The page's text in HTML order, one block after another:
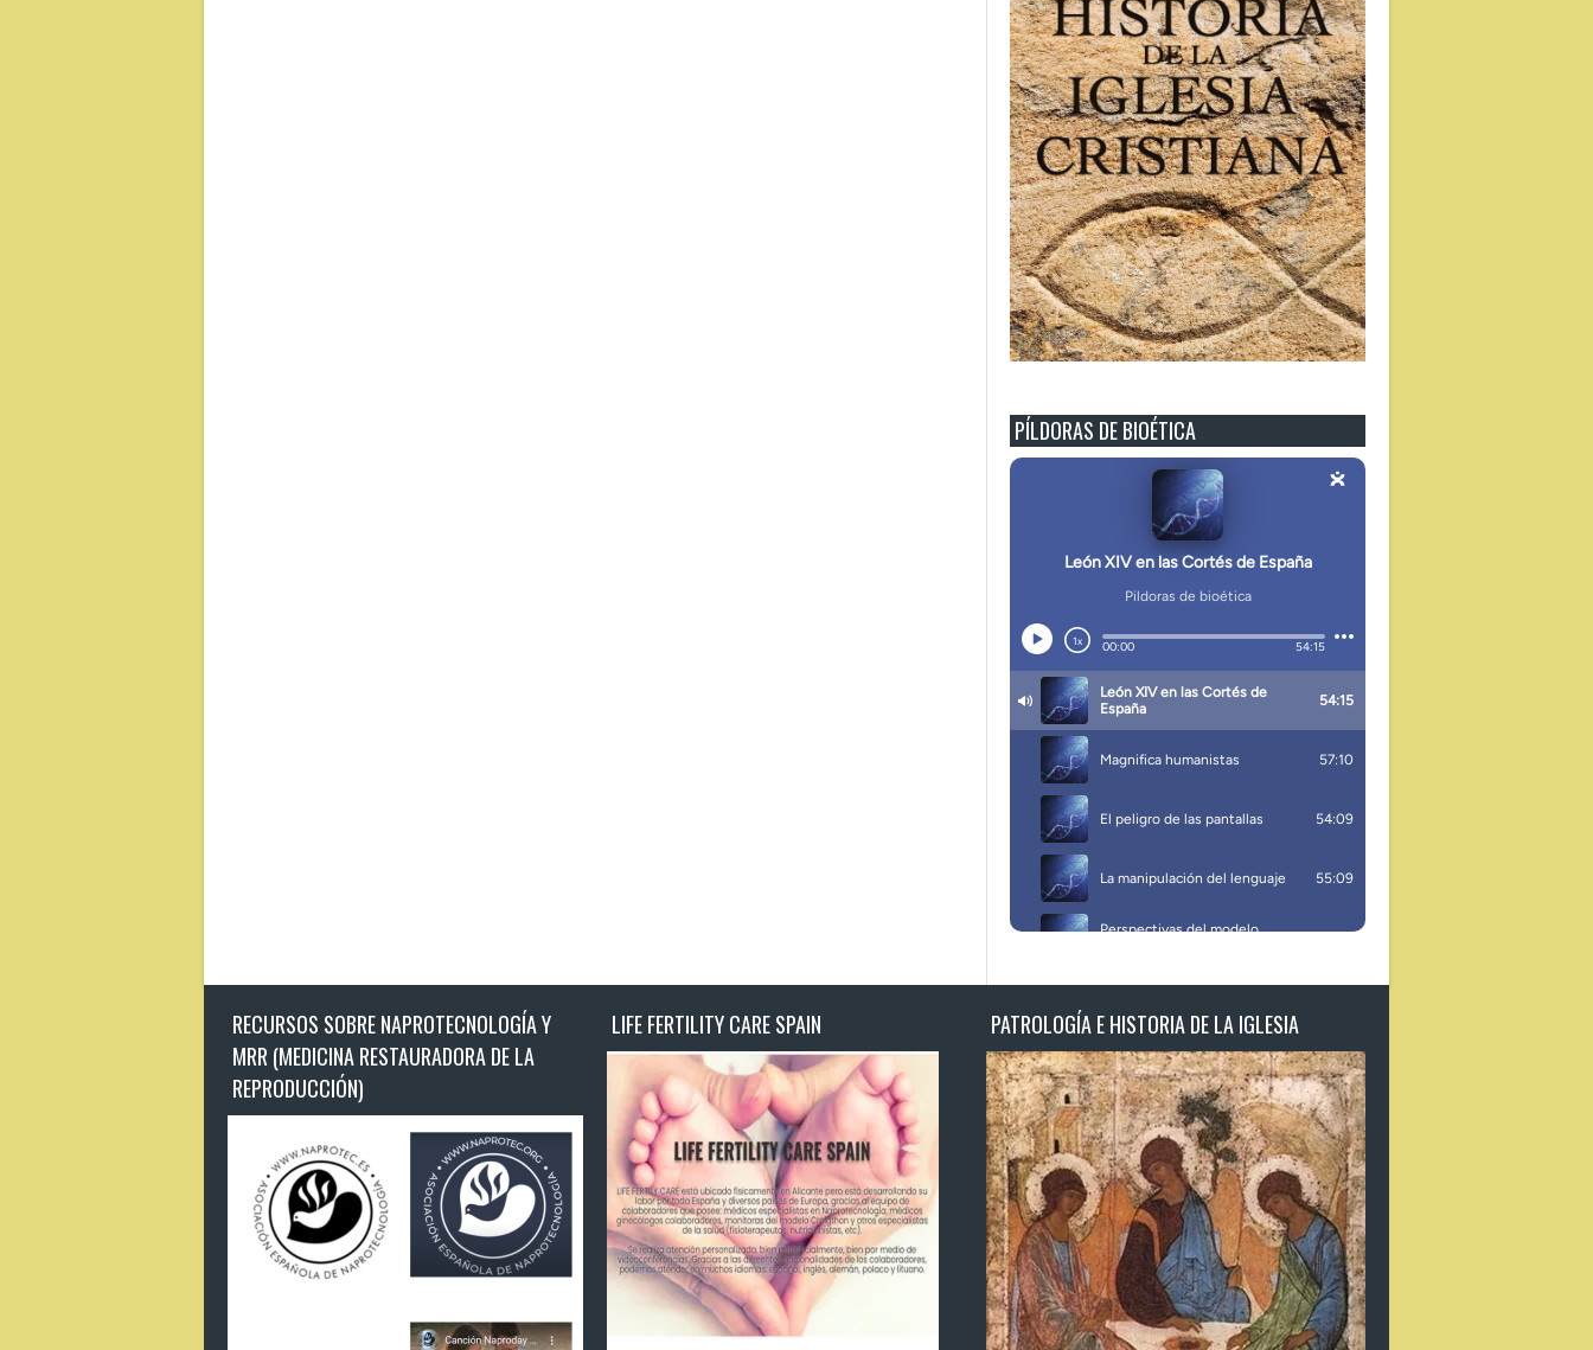
PÍLDORAS DE BIOÉTICA
RECURSOS SOBRE NAPROTECNOLOGÍA Y
MRR (MEDICINA RESTAURADORA DE LA
REPRODUCCIÓN)
LIFE FERTILITY CARE SPAIN PATROLOGÍA E HISTORIA DE LA IGLESIA